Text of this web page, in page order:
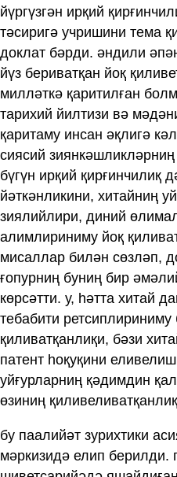
йүргүзгән ирқий
тәсиригә учришини тема
доклат бәрди. әндили
йүз бериватқан йоқ
милләткә қаритилған
тарихий йилтизи вә
қаритаму инсан әқлигә
сиясий зиянкәшликләрниң
бүгүн ирқий қирғинчилиқ
йәткәнликини, хитайниң
зиялийлири, диний
алимлириниму йоқ
мисаллар билән сөзләп,
ғопурниң буниң бир
көрсәтти. у, һәтта хитай
тебабити
қиливатқанлиқи, бәзи
патент һоқуқини
уйғурларниң қәдимдин
өзиниң
бу паалийәт зурихтики
мәркизидә елип берилди.